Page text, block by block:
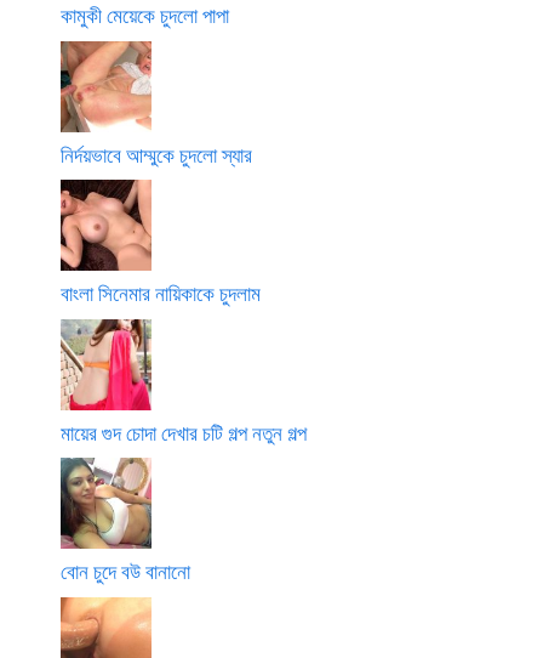
কামুকী মেয়েকে চুদলো পাপা
নির্দয়ভাবে আম্মুকে চুদলো স্যার
বাংলা সিনেমার নায়িকাকে চুদলাম
মায়ের গুদ চোদা দেখার চটি গল্প নতুন গল্প
বোন চুদে বউ বানানো